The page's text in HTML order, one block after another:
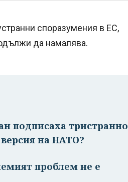
споразумения в ЕС,
да намалява.
подписаха тристранно
на НАТО?
проблем не е